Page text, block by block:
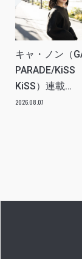
キャ・ノン（
PARADE/KiSS
KiSS）連載
vol.113「読者
質問”のんちゃ
2026.08.07